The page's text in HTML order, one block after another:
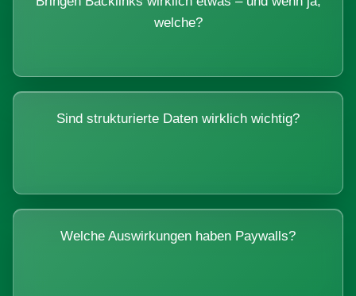
welche?
Sind strukturierte Daten wirklich wichtig?
Welche Auswirkungen haben Paywalls?